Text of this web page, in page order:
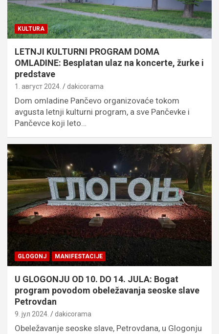
KULTURA
LETNJI KULTURNI PROGRAM DOMA
OMLADINE: Besplatan ulaz na koncerte, žurke i
predstave
1. август 2024. dakicorama
Dom omladine Pančevo organizovaće tokom
avgusta letnji kulturni program, a sve Pančevke i
Pančevce koji leto…
GLOGONJ MANIFESTACIJE
U GLOGONJU OD 10. DO 14. JULA: Bogat
program povodom obeležavanja seoske slave
Petrovdan
9. јул 2024. dakicorama
Obeležavanje seoske slave, Petrovdana, u Glogonju